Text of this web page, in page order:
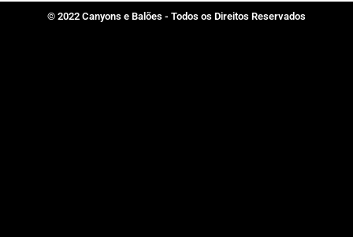
© 2022 Canyons e Balões - Todos os Direitos Reservados